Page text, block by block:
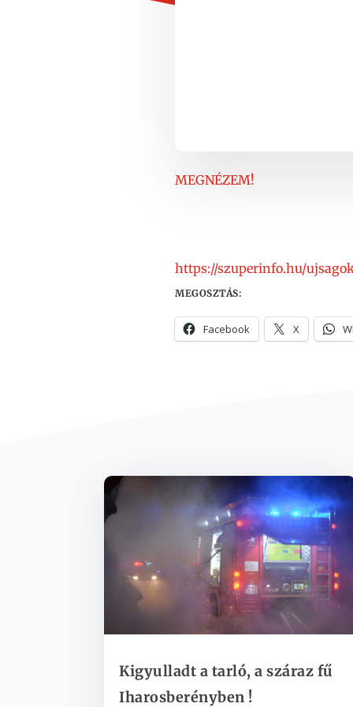
MEGNÉZEM!
https://szuperinfo.hu/
MEGOSZTÁS:
Facebook X
Kigyulladt a tarló, a száraz fű
Iharosberényben !